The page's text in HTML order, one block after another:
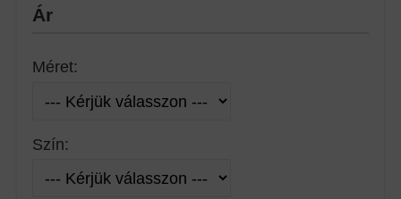
Ár
Méret:
Szín: